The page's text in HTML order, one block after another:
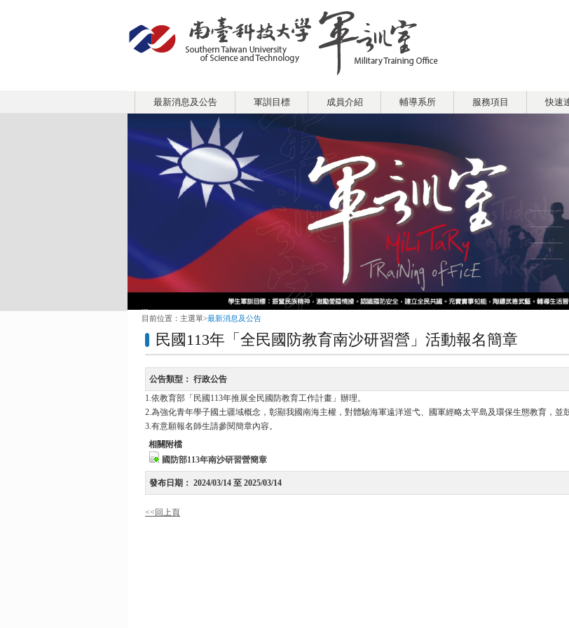
最新消息及公告 軍訓目標 成員介紹 輔導系所 服務項目 快速
:::
目前位置： 主選單>最新消息及公告
民國113年「全民國防教育南沙研習營」活動報名簡章
公告類型： 行政公告
1.依教育部「民國113年推展全民國防教育工作計畫」辦理。
2.為強化青年學子國土疆域概念，彰顯我國南海主權，對體驗海軍遠洋巡弋、國軍經略太平島及環保生態教育，並
3.有意願報名師生請參閱簡章內容。
相關附檔
國防部113年南沙研習營簡章
發布日期： 2024/03/14 至 2025/03/14
<<回上頁